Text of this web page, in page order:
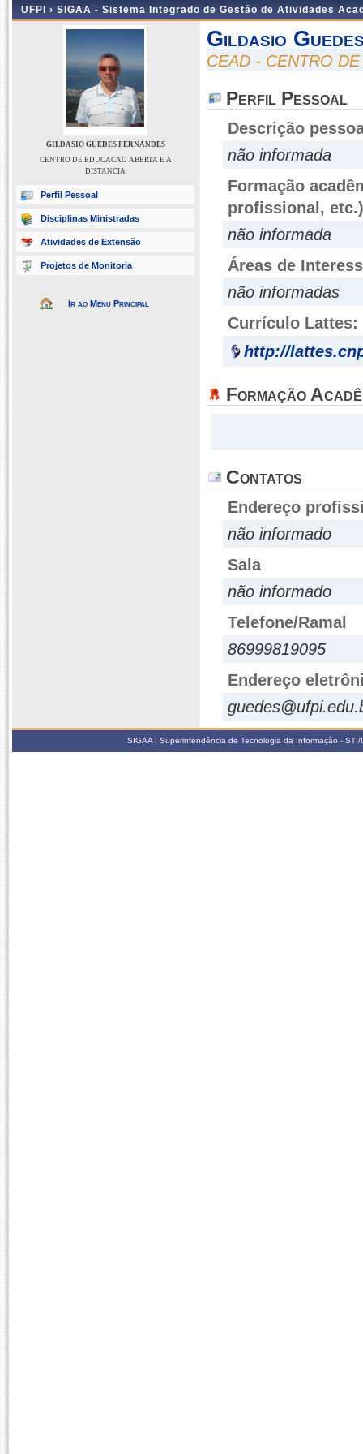
UFPI › SIGAA - Sistema Integrado de Gestão de Atividades
GILDASIO GUEDES FERNANDES
CENTRO DE EDUCACAO ABERTA E A
DISTANCIA
Perfil Pessoal
Disciplinas Ministradas
Atividades de Extensão
Projetos de Monitoria
Ir ao Menu Principal
Gildasio
CEAD - CENTRO
Perfil Pessoal
Descrição
não informada
Formação
profissional, etc.)
não informada
Áreas de
não informadas
Currículo Lattes:
http://
Formação
Contatos
Endereço
não informado
Sala
não informado
Telefone/Ramal
86999819095
Endereço
SIGAA | Superintendência de Tecnologia da Informação -